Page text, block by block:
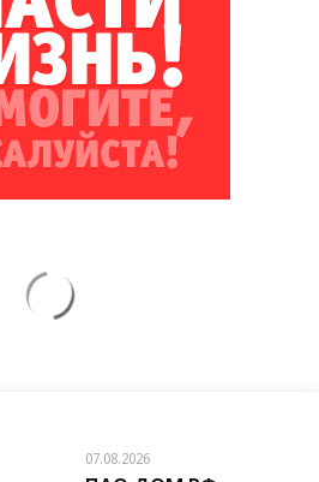
07.08.2026